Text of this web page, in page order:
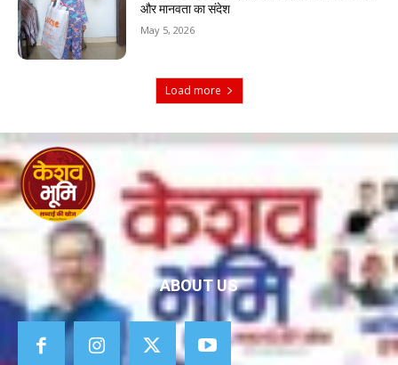
और मानवता का संदेश
May 5, 2026
Load more
ABOUT US